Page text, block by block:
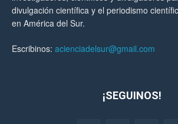
divulgación científica y el periodismo
en América del Sur.
Escribinos: acienciadelsur@gmail.com
¡SEGUINOS!